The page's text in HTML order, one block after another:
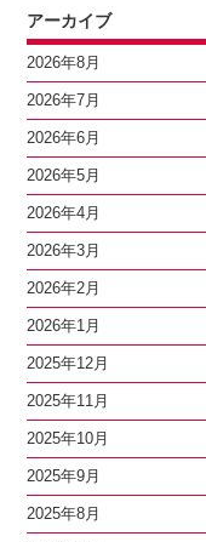
アーカイブ
2026年8月
2026年7月
2026年6月
2026年5月
2026年4月
2026年3月
2026年2月
2026年1月
2025年12月
2025年11月
2025年10月
2025年9月
2025年8月